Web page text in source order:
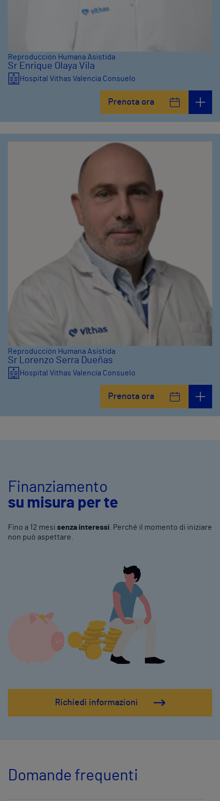
Reproducción Humana Asistida
Sr Enrique Olaya Vila
Hospital Vithas Valencia Consuelo
Prenota ora
Reproducción Humana Asistida
Sr Lorenzo Serra Dueñas
Hospital Vithas Valencia Consuelo
Prenota ora
Finanziamento
su misura per te
Fino a 12 mesi senza interessi . Perché il momento di iniziare
non può aspettare.
Richiedi informazioni
Domande frequenti